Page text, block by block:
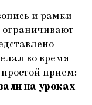
и рамки
ограничивают
во время
прием:
на уроках